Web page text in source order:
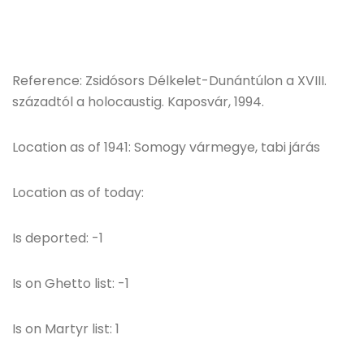
Reference: Zsidósors Délkelet-Dunántúlon a XVIII.
századtól a holocaustig. Kaposvár, 1994.
Location as of 1941: Somogy vármegye, tabi járás
Location as of today:
Is deported: -1
Is on Ghetto list: -1
Is on Martyr list: 1